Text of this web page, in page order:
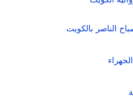
الناصر بالكويت